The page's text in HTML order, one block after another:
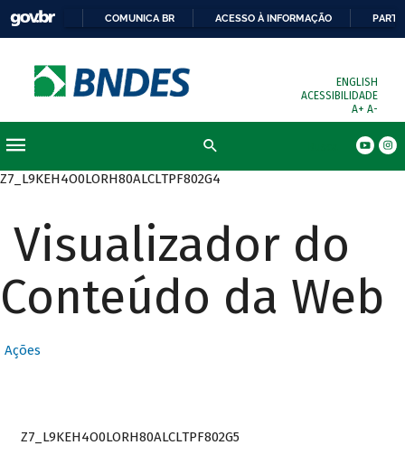
COMUNICA BR ACESSO À INFORMAÇÃO
ENGLISH
ACESSIBILIDADE
A+ A-
Z7_L9KEH4O0LORH80ALCLTPF802G4
Visualizador do
Conteúdo da Web
Ações
Z7_L9KEH4O0LORH80ALCLTPF802G5